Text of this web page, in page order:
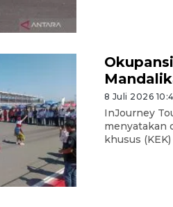
8 Juli 2026
InJourney
menyatakan
khusus